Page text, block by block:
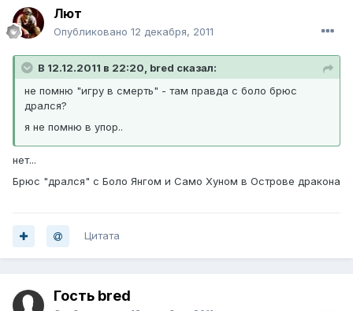
Лют
Опубликовано 12 декабря, 2011
В 12.12.2011 в 22:20, bred сказал:
не помню "игру в смерть" - там правда с боло брюс
дрался?
я не помню в упор..
нет...
Брюс "дрался" с Боло Янгом и Само Хуном в Острове дракона
Цитата
Гость bred